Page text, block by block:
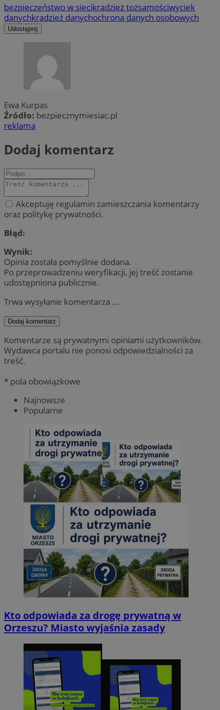
bezpieczeństwo w siecikradzież tożsamościwyciek
danychkradzież danychochrona danych osobowych
Udostępnij
Ewa Kurpas
Źródło: bezpiecznymiesiac.pl
reklama
Dodaj komentarz
Akceptuję regulamin zamieszczania komentarzy
oraz politykę prywatności.
Błąd:
Wynik:
Opinia została pomyślnie dodana.
Po przeprowadzeniu weryfikacji, jej treść zostanie
udostępniona publicznie.
Trwa wysyłanie komentarza ...
Dodaj komentarz
Komentarze są prywatnymi opiniami użytkowników.
Wydawca portalu nie ponosi odpowiedzialności za
treść.
* pola obowiązkowe
Najnowsze
Popularne
Kto odpowiada za drogę prywatną w
Orzeszu? Miasto wyjaśnia zasady